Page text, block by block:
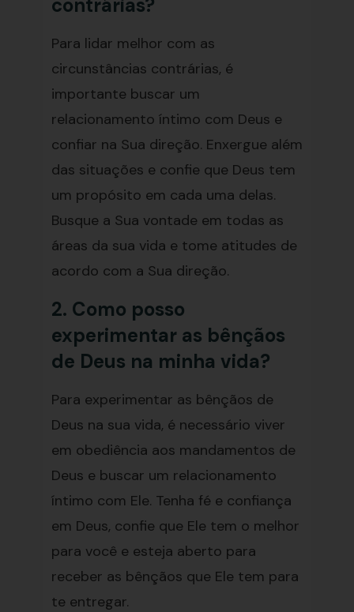
contrárias?
Para lidar melhor com as
circunstâncias contrárias, é
importante buscar um
relacionamento íntimo com Deus e
confiar na Sua direção. Enxergue além
das situações e confie que Deus tem
um propósito em cada uma delas.
Busque a Sua vontade em todas as
áreas da sua vida e tome atitudes de
acordo com a Sua direção.
2. Como posso
experimentar as bênçãos
de Deus na minha vida?
Para experimentar as bênçãos de
Deus na sua vida, é necessário viver
em obediência aos mandamentos de
Deus e buscar um relacionamento
íntimo com Ele. Tenha fé e confiança
em Deus, confie que Ele tem o melhor
para você e esteja aberto para
receber as bênçãos que Ele tem para
te entregar.